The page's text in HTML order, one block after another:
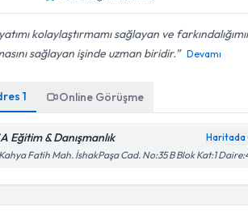
kolaylaştırmamı sağlayan ve
sağlayan işinde uzman biridir.
Devamı
1 Online Görüşme
Eğitim & Danışmanlık Haritada
Fatih Mah. İshakPaşa Cad. No:35 B Blok Kat:1